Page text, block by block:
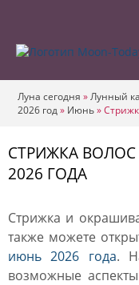
Луна сегодня »Лунный
2026 год» Июнь»
СТРИЖКА
2026 ГОДА
Стрижка и
также можете
июнь 2026 года.
возможные